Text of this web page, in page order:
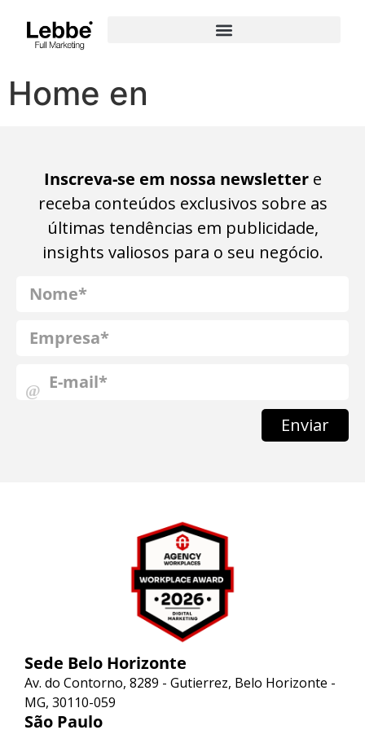
Home en
Inscreva-se em nossa newslettere
receba conteúdos exclusivos sobre as
últimas tendências em publicidade,
insights valiosos para o seu negócio.
Enviar
Sede Belo Horizonte
Av. do Contorno, 8289 - Gutierrez, Belo Horizonte -
MG, 30110-059
São Paulo